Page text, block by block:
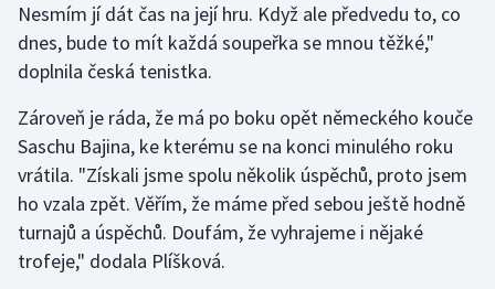
Nesmím jí dát čas na její hru. Když ale předvedu to, co
dnes, bude to mít každá soupeřka se mnou těžké,"
doplnila česká tenistka.
Zároveň je ráda, že má po boku opět německého kouče
Saschu Bajina, ke kterému se na konci minulého roku
vrátila. "Získali jsme spolu několik úspěchů, proto jsem
ho vzala zpět. Věřím, že máme před sebou ještě hodně
turnajů a úspěchů. Doufám, že vyhrajeme i nějaké
trofeje," dodala Plíšková.